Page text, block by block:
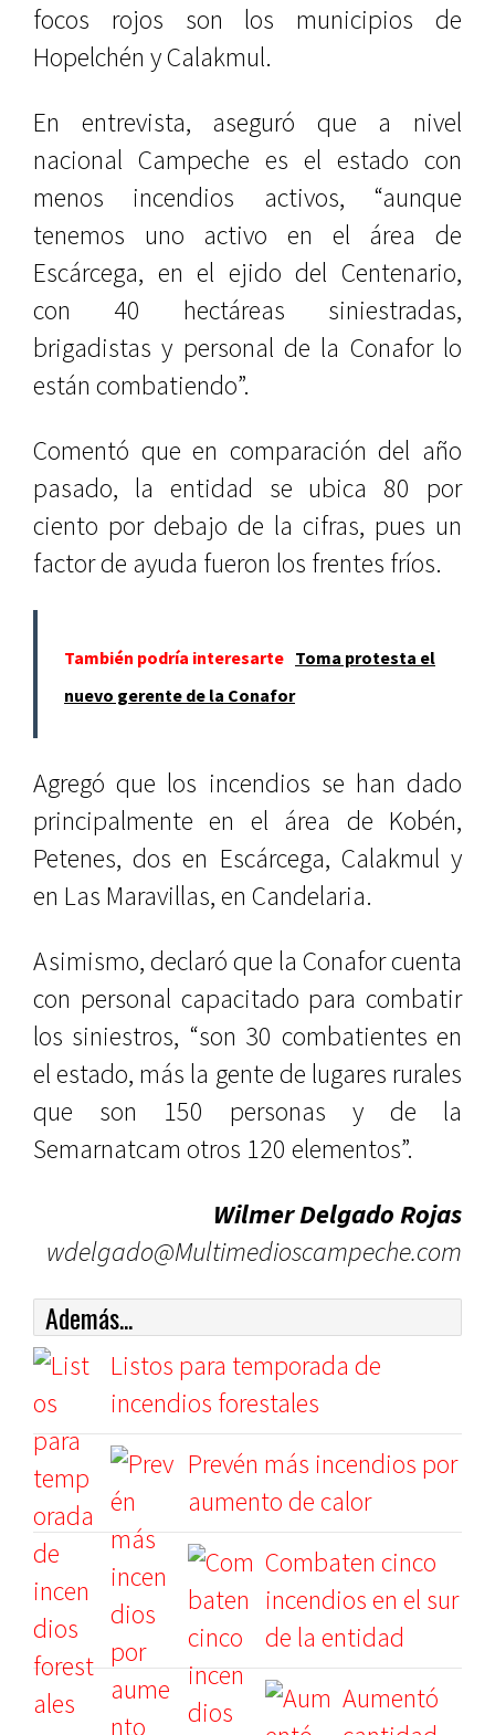
focos rojos son los municipios de
Hopelchén y Calakmul.
En entrevista, aseguró que a nivel
nacional Campeche es el estado con
menos incendios activos, “aunque
tenemos uno activo en el área de
Escárcega, en el ejido del Centenario,
con 40 hectáreas siniestradas,
brigadistas y personal de la Conafor lo
están combatiendo”.
Comentó que en comparación del año
pasado, la entidad se ubica 80 por
ciento por debajo de la cifras, pues un
factor de ayuda fueron los frentes fríos.
También podría interesarte Toma protesta el
nuevo gerente de la Conafor
Agregó que los incendios se han dado
principalmente en el área de Kobén,
Petenes, dos en Escárcega, Calakmul y
en Las Maravillas, en Candelaria.
Asimismo, declaró que la Conafor cuenta
con personal capacitado para combatir
los siniestros, “son 30 combatientes en
el estado, más la gente de lugares rurales
que son 150 personas y de la
Semarnatcam otros 120 elementos”.
Wilmer Delgado Rojas
wdelgado@Multimedioscampeche.com
Además...
Listos para temporada de
incendios forestales
Prevén más incendios por
aumento de calor
Combaten cinco
incendios en el sur
de la entidad
Aumentó